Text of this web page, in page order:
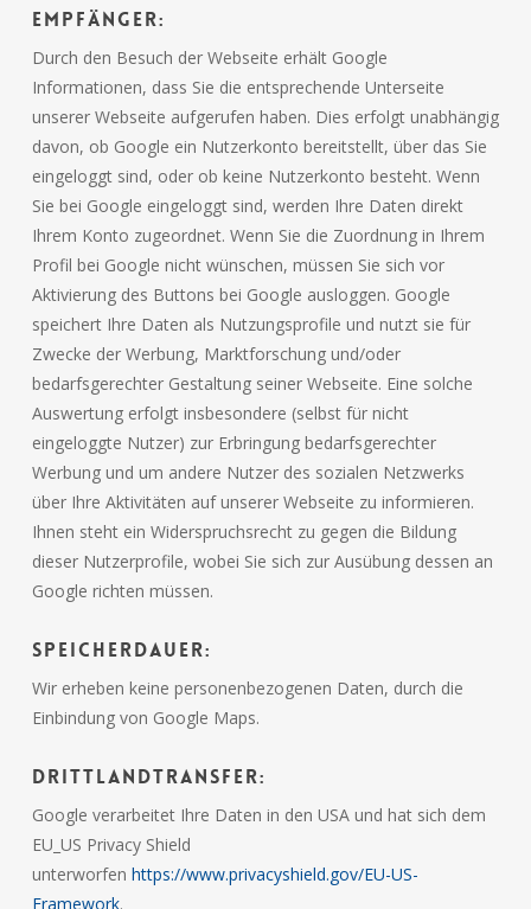
Empfänger:
Durch den Besuch der Webseite erhält Google
Informationen, dass Sie die entsprechende Unterseite
unserer Webseite aufgerufen haben. Dies erfolgt unabhängig
davon, ob Google ein Nutzerkonto bereitstellt, über das Sie
eingeloggt sind, oder ob keine Nutzerkonto besteht. Wenn
Sie bei Google eingeloggt sind, werden Ihre Daten direkt
Ihrem Konto zugeordnet. Wenn Sie die Zuordnung in Ihrem
Profil bei Google nicht wünschen, müssen Sie sich vor
Aktivierung des Buttons bei Google ausloggen. Google
speichert Ihre Daten als Nutzungsprofile und nutzt sie für
Zwecke der Werbung, Marktforschung und/oder
bedarfsgerechter Gestaltung seiner Webseite. Eine solche
Auswertung erfolgt insbesondere (selbst für nicht
eingeloggte Nutzer) zur Erbringung bedarfsgerechter
Werbung und um andere Nutzer des sozialen Netzwerks
über Ihre Aktivitäten auf unserer Webseite zu informieren.
Ihnen steht ein Widerspruchsrecht zu gegen die Bildung
dieser Nutzerprofile, wobei Sie sich zur Ausübung dessen an
Google richten müssen.
Speicherdauer:
Wir erheben keine personenbezogenen Daten, durch die
Einbindung von Google Maps.
Drittlandtransfer:
Google verarbeitet Ihre Daten in den USA und hat sich dem
EU_US Privacy Shield
unterworfen https://www.privacyshield.gov/EU-US-
Framework.